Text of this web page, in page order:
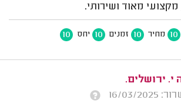
מקצועי מאוד ושירותי.
10 מחיר 10 זמנים 10 יחס 10
י. ירושלים.
03/2025